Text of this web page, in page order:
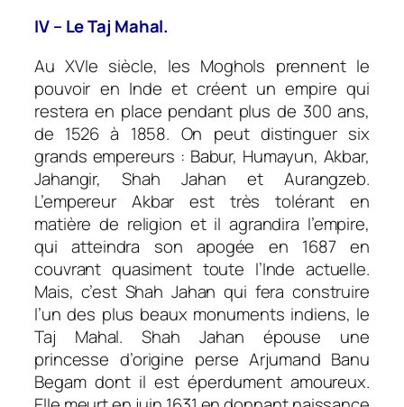
IV – Le Taj Mahal.
Au XVIe siècle, les Moghols prennent le
pouvoir en Inde et créent un empire qui
restera en place pendant plus de 300 ans,
de 1526 à 1858. On peut distinguer six
grands empereurs : Babur, Humayun, Akbar,
Jahangir, Shah Jahan et Aurangzeb.
L’empereur Akbar est très tolérant en
matière de religion et il agrandira l’empire,
qui atteindra son apogée en 1687 en
couvrant quasiment toute l’Inde actuelle.
Mais, c’est Shah Jahan qui fera construire
l’un des plus beaux monuments indiens, le
Taj Mahal. Shah Jahan épouse une
princesse d’origine perse Arjumand Banu
Begam dont il est éperdument amoureux.